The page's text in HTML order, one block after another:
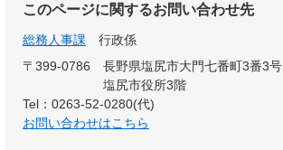
このページに関するお問い合わせ先
総務人事課
行政係
〒399-0786
長野県塩尻市大門七番町3番3号
塩尻市役所3階
Tel：0263-52-0280(代)
お問い合わせはこちら